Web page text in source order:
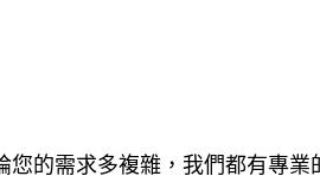
您的需求多複雜，我們都有專業